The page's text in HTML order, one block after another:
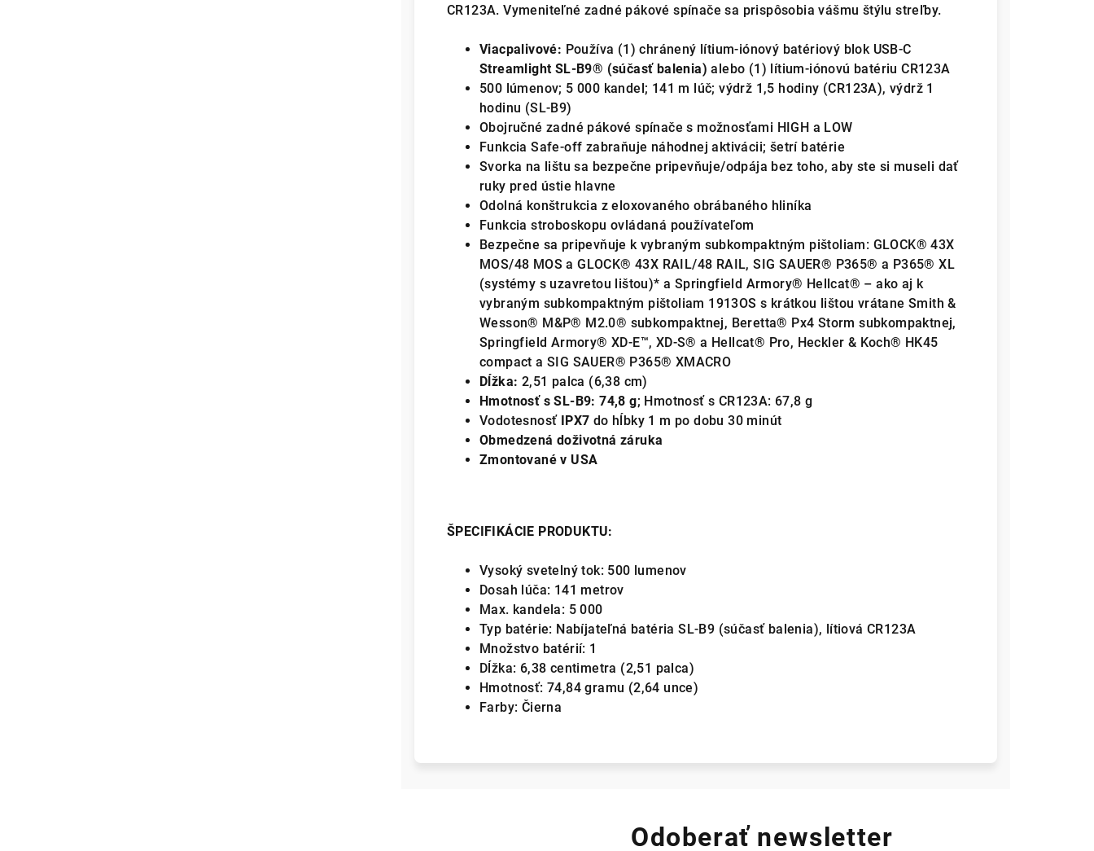
CR123A. Vymeniteľné zadné pákové spínače sa prispôsobia vášmu štýlu streľby.
Viacpalivové: Používa (1) chránený lítium-iónový batériový blok USB-C
Streamlight SL-B9® (súčasť balenia) alebo (1) lítium-iónovú batériu CR123A
500 lúmenov; 5 000 kandel; 141 m lúč; výdrž 1,5 hodiny (CR123A), výdrž 1
hodinu (SL-B9)
Obojručné zadné pákové spínače s možnosťami HIGH a LOW
Funkcia Safe-off zabraňuje náhodnej aktivácii; šetrí batérie
Svorka na lištu sa bezpečne pripevňuje/odpája bez toho, aby ste si museli dať
ruky pred ústie hlavne
Odolná konštrukcia z eloxovaného obrábaného hliníka
Funkcia stroboskopu ovládaná používateľom
Bezpečne sa pripevňuje k vybraným subkompaktným pištoliam: GLOCK® 43X
MOS/48 MOS a GLOCK® 43X RAIL/48 RAIL, SIG SAUER® P365® a P365® XL
(systémy s uzavretou lištou)* a Springfield Armory® Hellcat® – ako aj k
vybraným subkompaktným pištoliam 1913OS s krátkou lištou vrátane Smith &
Wesson® M&P® M2.0® subkompaktnej, Beretta® Px4 Storm subkompaktnej,
Springfield Armory® XD-E™, XD-S® a Hellcat® Pro, Heckler & Koch® HK45
compact a SIG SAUER® P365® XMACRO
Dĺžka: 2,51 palca (6,38 cm)
Hmotnosť s SL-B9: 74,8 g; Hmotnosť s CR123A: 67,8 g
Vodotesnosť IPX7 do hĺbky 1 m po dobu 30 minút
Obmedzená doživotná záruka
Zmontované v USA
ŠPECIFIKÁCIE PRODUKTU:
Vysoký svetelný tok: 500 lumenov
Dosah lúča: 141 metrov
Max. kandela: 5 000
Typ batérie: Nabíjateľná batéria SL-B9 (súčasť balenia), lítiová CR123A
Množstvo batérií: 1
Dĺžka: 6,38 centimetra (2,51 palca)
Hmotnosť: 74,84 gramu (2,64 unce)
Farby: Čierna
Odoberať newsletter